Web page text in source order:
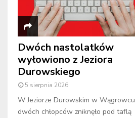
Dwóch nastolatków
wyłowiono z Jeziora
Durowskiego
5 sierpnia 2026
W Jeziorze Durowskim w Wągrowcu
dwóch chłopców zniknęło pod taflą